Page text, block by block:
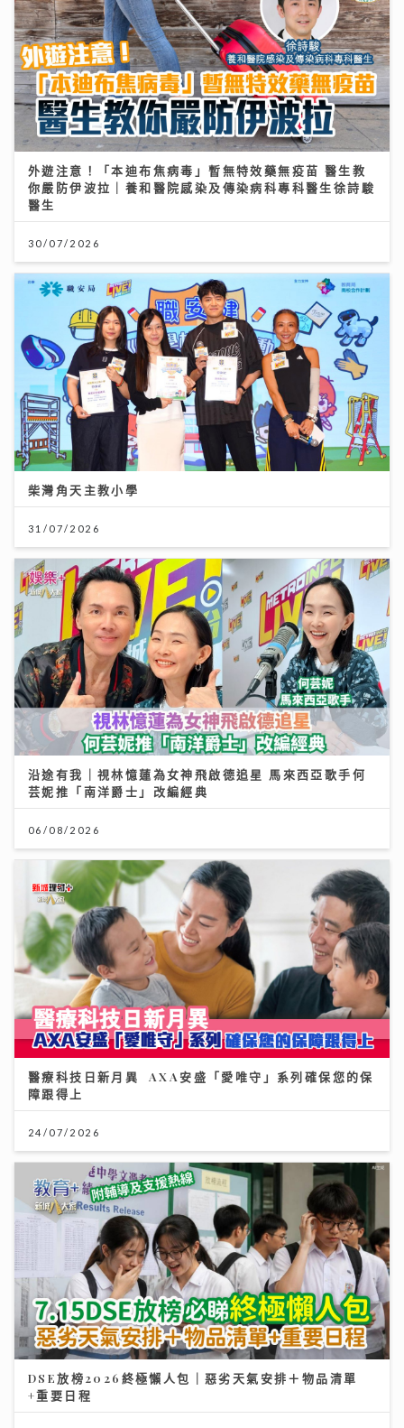
外遊注意！「本迪布焦病毒」暫無特效藥無疫苗 醫生教
你嚴防伊波拉｜養和醫院感染及傳染病科專科醫生徐詩駿
醫生
30/07/2026
柴灣角天主教小學
31/07/2026
沿途有我｜視林憶蓮為女神飛啟德追星 馬來西亞歌手何
芸妮推「南洋爵士」改編經典
06/08/2026
醫療科技日新月異 AXA安盛「愛唯守」系列確保您的保
障跟得上
24/07/2026
DSE放榜2026終極懶人包｜惡劣天氣安排＋物品清單
+重要日程